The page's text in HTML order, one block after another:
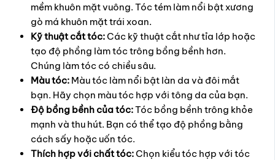
mềm khuôn mặt vuông. Tóc tém làm nổi bật xương
gò má khuôn mặt trái xoan.
Kỹ thuật cắt tóc:Các kỹ thuật cắt như tỉa lớp hoặc
tạo độ phồng làm tóc trông bồng bềnh hơn.
Chúng làm tóc có chiều sâu.
Màu tóc: Màu tóc làm nổi bật làn da và đôi mắt
bạn. Hãy chọn màu tóc hợp với tông da của bạn.
Độ bồng bềnh của tóc:Tóc bồng bềnh trông khỏe
mạnh và thu hút. Bạn có thể tạo độ phồng bằng
cách sấy hoặc uốn tóc.
Thích hợp với chất tóc:Chọn kiểu tóc hợp với tóc